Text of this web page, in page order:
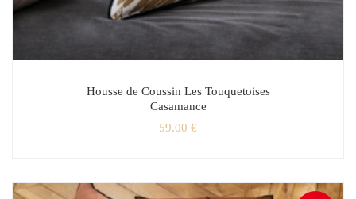
Housse de Coussin Les Touquetoises
Casamance
59.00 €